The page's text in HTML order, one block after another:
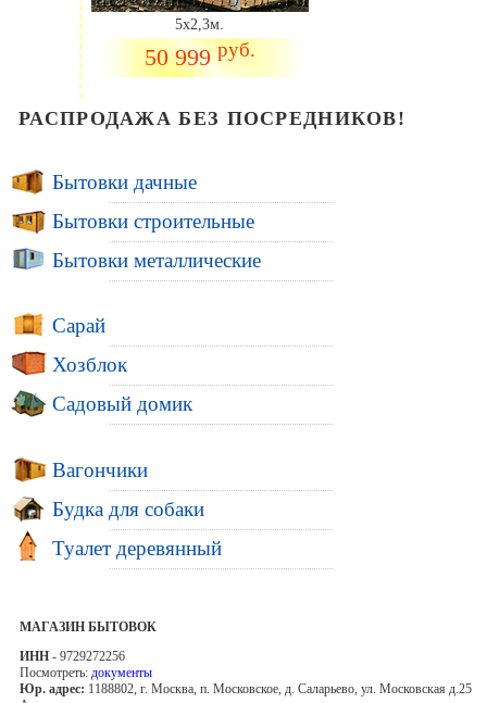
5х2,3м.
50 999руб.
РАСПРОДАЖА БЕЗ ПОСРЕДНИКОВ!
Бытовки дачные
Бытовки строительные
Бытовки металлические
Сарай
Хозблок
Садовый домик
Вагончики
Будка для собаки
Туалет деревянный
МАГАЗИН БЫТОВОК
ИНН - 9729272256
Посмотреть: документы
Юр. адрес: 1188802, г. Москва, п. Московское, д. Саларьево, ул. Московская д.25